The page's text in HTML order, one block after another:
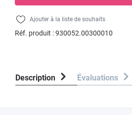
Ajouter à la liste de souhaits
Réf. produit :930052.00300010
Description Évaluations